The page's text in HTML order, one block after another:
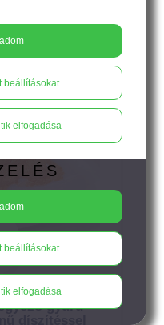
gyűrű
beállításokat
elfogadása
beállításokat
elfogadása